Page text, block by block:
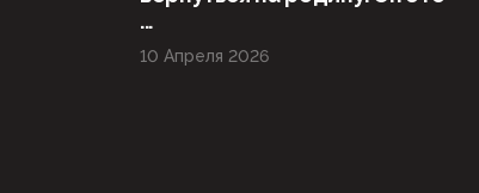
...
10 Апреля 2026